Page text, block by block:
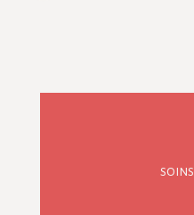
SOINS